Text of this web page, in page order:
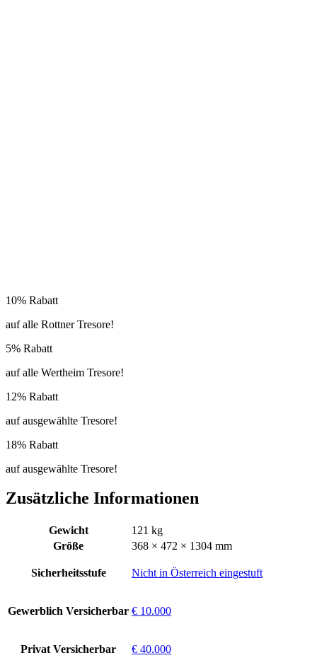
10% Rabatt
auf alle Rottner Tresore!
5% Rabatt
auf alle Wertheim Tresore!
12% Rabatt
auf ausgewählte Tresore!
18% Rabatt
auf ausgewählte Tresore!
Zusätzliche Informationen
Gewicht
121 kg
Größe
368 × 472 × 1304 mm
Sicherheitsstufe Nicht in Österreich eingestuft
Gewerblich Versicherbar € 10.000
Privat Versicherbar € 40.000